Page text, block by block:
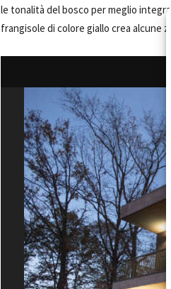
le tonalità del bosco per meglio
frangisole di colore giallo crea alcune